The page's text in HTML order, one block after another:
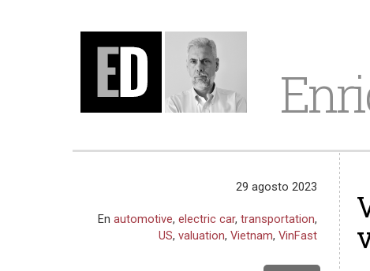
29 agosto 2023
Enautomotive,electric car,transportation,
US,valuation,Vietnam,VinFast